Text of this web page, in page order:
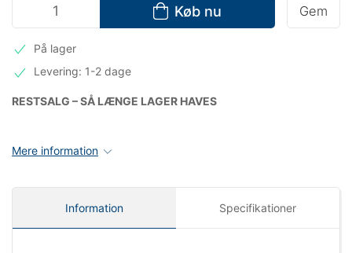
Køb nu Gem
På lager
Levering: 1-2 dage
RESTSALG – SÅ LÆNGE LAGER HAVES
Mere information
Information Specifikationer